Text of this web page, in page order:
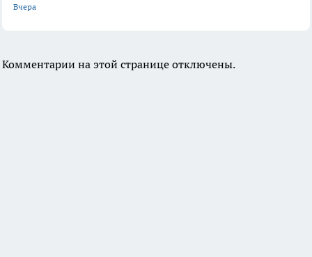
Вчера
Комментарии на этой странице отключены.